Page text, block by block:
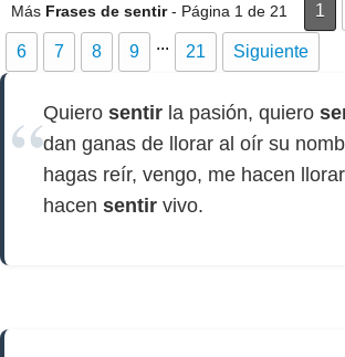
Más Frases de sentir- Página 1 de 21 1
6 7 8 9 ... 21 Siguiente
Quiero sentir la pasión, quiero
dan ganas de llorar al oír su
hagas reír, vengo, me hacen
hacen sentir vivo.